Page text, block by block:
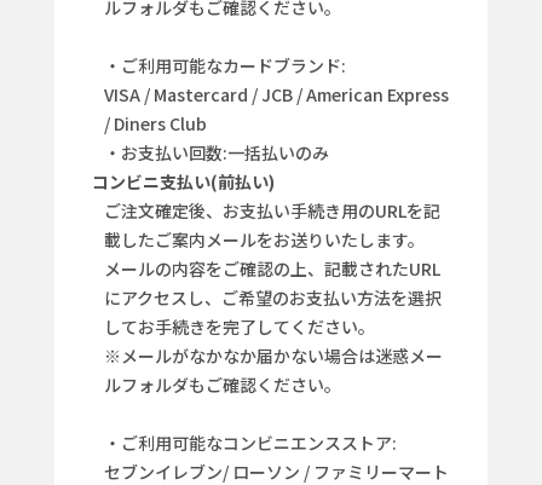
ルフォルダもご確認ください。
・ご利用可能なカードブランド:
VISA / Mastercard / JCB / American Express
/ Diners Club
・お支払い回数:一括払いのみ
コンビニ支払い(前払い)
ご注文確定後、お支払い手続き用のURLを記
載したご案内メールをお送りいたします。
メールの内容をご確認の上、記載されたURL
にアクセスし、ご希望のお支払い方法を選択
してお手続きを完了してください。
※メールがなかなか届かない場合は迷惑メー
ルフォルダもご確認ください。
・ご利用可能なコンビニエンスストア:
セブンイレブン/ ローソン / ファミリーマート